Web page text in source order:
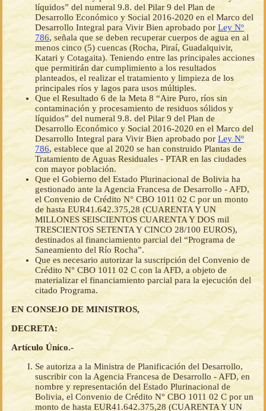
líquidos” del numeral 9.8. del Pilar 9 del Plan de
Desarrollo Económico y Social 2016-2020 en el Marco del
Desarrollo Integral para Vivir Bien aprobado por Ley Nº
786, señala que se deben recuperar cuerpos de agua en al
menos cinco (5) cuencas (Rocha, Piraí, Guadalquivir,
Katari y Cotagaita). Teniendo entre las principales acciones
que permitirán dar cumplimiento a los resultados
planteados, el realizar el tratamiento y limpieza de los
principales ríos y lagos para usos múltiples.
Que el Resultado 6 de la Meta 8 “Aire Puro, ríos sin
contaminación y procesamiento de residuos sólidos y
líquidos” del numeral 9.8. del Pilar 9 del Plan de
Desarrollo Económico y Social 2016-2020 en el Marco del
Desarrollo Integral para Vivir Bien aprobado por Ley Nº
786, establece que al 2020 se han construido Plantas de
Tratamiento de Aguas Residuales - PTAR en las ciudades
con mayor población.
Que el Gobierno del Estado Plurinacional de Bolivia ha
gestionado ante la Agencia Francesa de Desarrollo - AFD,
el Convenio de Crédito N° CBO 1011 02 C por un monto
de hasta EUR41.642.375,28 (CUARENTA Y UN
MILLONES SEISCIENTOS CUARENTA Y DOS mil
TRESCIENTOS SETENTA Y CINCO 28/100 EUROS),
destinados al financiamiento parcial del “Programa de
Saneamiento del Río Rocha”.
Que es necesario autorizar la suscripción del Convenio de
Crédito N° CBO 1011 02 C con la AFD, a objeto de
materializar el financiamiento parcial para la ejecución del
citado Programa.
EN CONSEJO DE MINISTROS,
DECRETA:
Artículo Único.-
Se autoriza a la Ministra de Planificación del Desarrollo,
suscribir con la Agencia Francesa de Desarrollo - AFD, en
nombre y representación del Estado Plurinacional de
Bolivia, el Convenio de Crédito N° CBO 1011 02 C por un
monto de hasta EUR41.642.375,28 (CUARENTA Y UN